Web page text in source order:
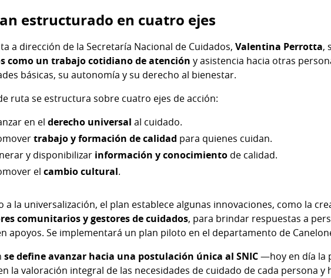
estructurado en cuatro ejes
a dirección de la Secretaría Nacional de Cuidados, Valentina Perrotta,
como un trabajo cotidiano de atención y asistencia hacia otras
básicas, su autonomía y su derecho al bienestar.
ruta se estructura sobre cuatro ejes de acción:
en el derecho universal al cuidado.
trabajo y formación de calidad para quienes cuidan.
y disponibilizar información y conocimiento de calidad.
el cambio cultural.
a la universalización, el plan establece algunas innovaciones, como la
comunitarios y gestores de cuidados, para brindar respuestas a
apoyos. Se implementará un plan piloto en el departamento de
se define avanzar hacia una postulación única al SNIC—hoy en día la
la valoración integral de las necesidades de cuidado de cada persona y